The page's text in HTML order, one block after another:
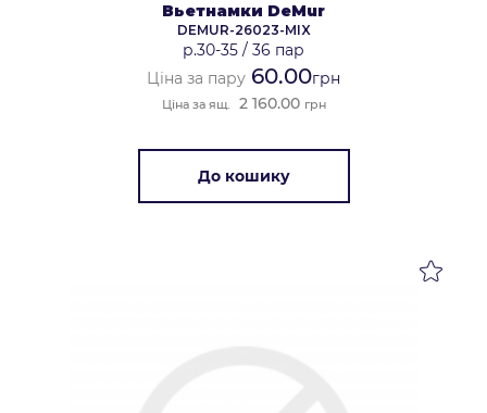
Вьетнамки DeMur
DEMUR-26023-MIX
р.30-35 / 36 пар
Ціна за пару 60.00грн
Ціна за ящ. 2 160.00 грн
До кошику